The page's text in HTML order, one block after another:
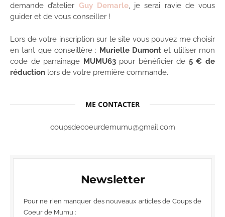
demande d’atelier Guy Demarle, je serai ravie de vous
guider et de vous conseiller !
Lors de votre inscription sur le site vous pouvez me choisir
en tant que conseillère : Murielle Dumont et utiliser mon
code de parrainage MUMU63pour bénéficier de 5 € de
réduction lors de votre première commande.
ME CONTACTER
coupsdecoeurdemumu@gmail.com
Newsletter
Pour ne rien manquer des nouveaux articles de Coups de
Coeur de Mumu :